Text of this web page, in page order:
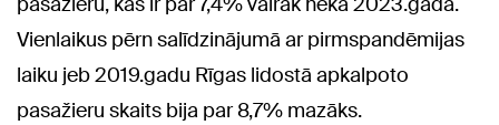
Vienlaikus pērn salīdzinājumā ar pirmspandēmijas
laiku jeb 2019.gadu Rīgas lidostā apkalpoto
pasažieru skaits bija par 8,7% mazāks.